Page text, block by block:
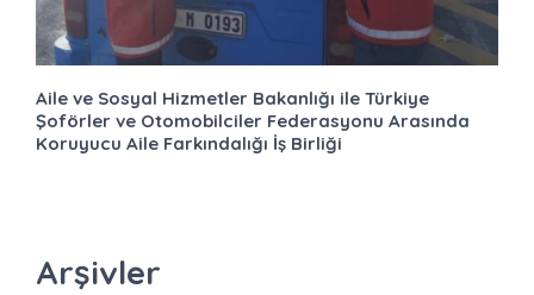
Aile ve Sosyal Hizmetler Bakanlığı ile Türkiye
Şoförler ve Otomobilciler Federasyonu Arasında
Koruyucu Aile Farkındalığı İş Birliği
Arşivler